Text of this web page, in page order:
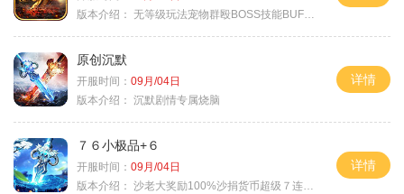
版本介绍： 无等级玩法宠物群殴BOSS技能BUFF铭文B
原创沉默
开服时间： 09月/04日
版本介绍： 沉默剧情专属烧脑
详情
７６小极品+６
开服时间： 09月/04日
版本介绍： 沙老大奖励100%沙捐货币超级７连鞭尸
详情